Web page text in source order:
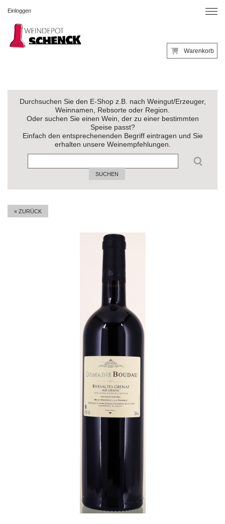
Einloggen
Warenkorb
Durchsuchen Sie den E-Shop z.B. nach Weingut/Erzeuger,
Weinnamen, Rebsorte oder Region.
Oder suchen Sie einen Wein, der zu einer bestimmten
Speise passt?
Einfach den entsprechenenden Begriff eintragen und Sie
erhalten unsere Weinempfehlungen.
SUCHEN
« ZURÜCK